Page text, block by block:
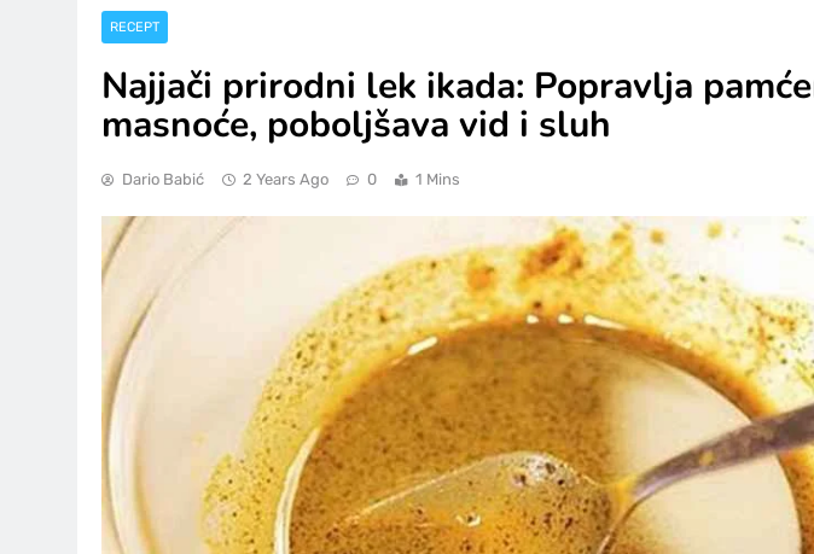
RECEPT
Najjači prirodni lek ikada: Popravlja
masnoće, poboljšava vid i sluh
Dario Babić 2 Years Ago 0 1 Mins